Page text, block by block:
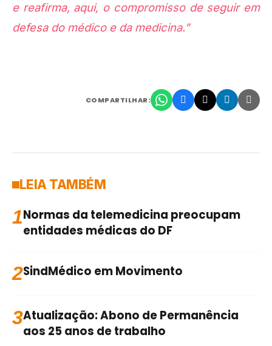
e reafirma, aqui, o compromisso de seguir em
defesa do médico e da medicina.”
COMPARTILHAR:
LEIA TAMBÉM
1Normas da telemedicina preocupam
entidades médicas do DF
2SindMédico em Movimento
3Atualização: Abono de Permanência
aos 25 anos de trabalho